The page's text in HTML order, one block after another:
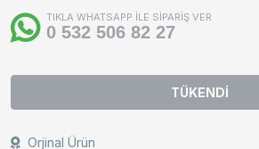
TIKLA WHATSAPP İLE SİPARİŞ VER
0 532 506 82 27
TÜKENDİ
Orjinal Ürün